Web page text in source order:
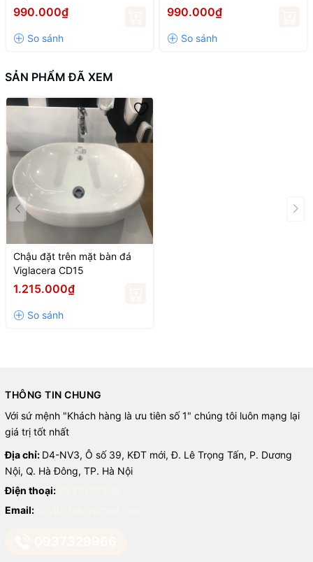
990.000₫ 990.000₫
SẢN PHẨM ĐÃ XEM
Chậu đặt trên mặt bàn đá
Viglacera CD15
1.215.000₫
THÔNG TIN CHUNG
Với sứ mệnh "Khách hàng là ưu tiên số 1" chúng tôi luôn mạng lại
giá trị tốt nhất
Địa chỉ: D4-NV3, Ô số 39, KĐT mới, Đ. Lê Trọng Tấn, P. Dương
Nội, Q. Hà Đông, TP. Hà Nội
Điện thoại:
Email: